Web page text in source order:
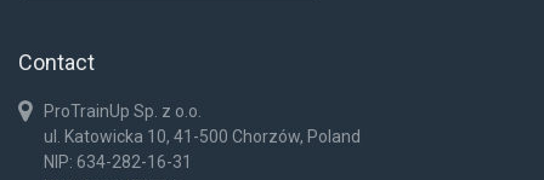
Contact
ProTrainUp Sp. z o.o.
ul. Katowicka 10, 41-500 Chorzów, Poland
NIP: 634-282-16-31